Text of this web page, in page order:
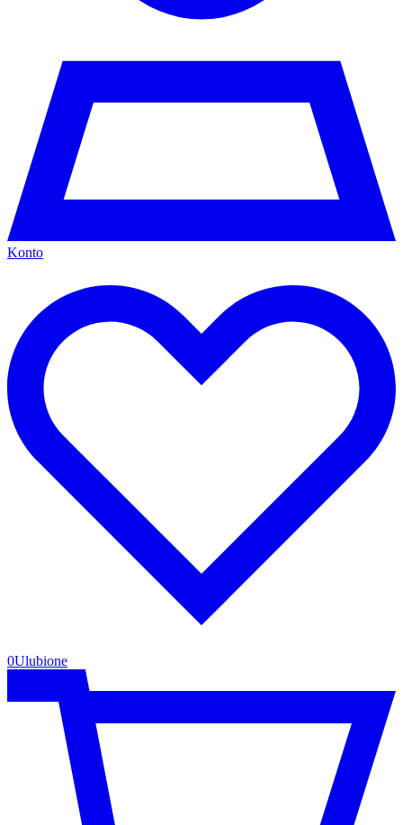
Konto
0Ulubione